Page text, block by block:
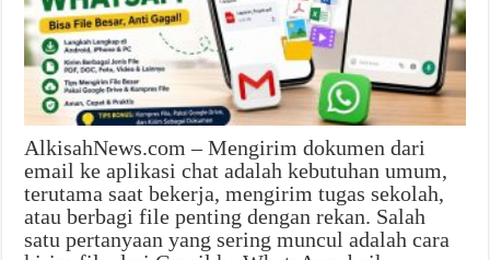
AlkisahNews.com – Mengirim dokumen dari
email ke aplikasi chat adalah kebutuhan umum,
terutama saat bekerja, mengirim tugas sekolah,
atau berbagi file penting dengan rekan. Salah
satu pertanyaan yang sering muncul adalah cara